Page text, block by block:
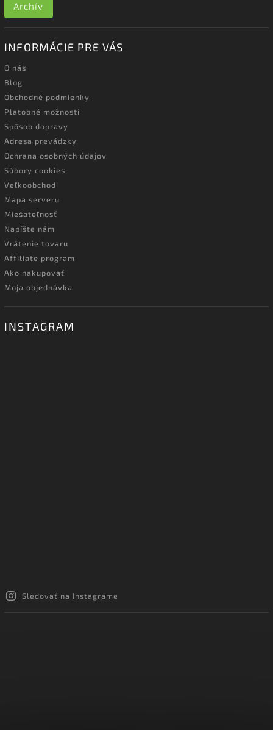
Archív
INFORMÁCIE PRE VÁS
O nás
Blog
Obchodné podmienky
Platobné možnosti
Spôsob dopravy
Adresa prevádzky
Ochrana osobných údajov
Súbory cookies
Veľkoobchod
Mapa serveru
Miešateľnosť
Napíšte nám
Vrátenie tovaru
Affiliate program
Ako nakupovať
Moja objednávka
INSTAGRAM
Sledovať na Instagrame